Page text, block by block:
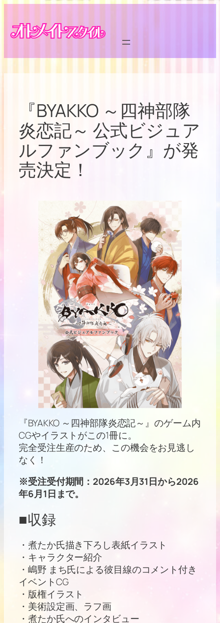
を
キ
ッ
『BYAKKO ～四神部隊
炎恋記～ 公式ビジュア
ルファンブック』が発
売決定！
『BYAKKO ～四神部隊炎恋記～』のゲーム内
CGやイラストがこの1冊に。
完全受注生産のため、この機会をお見逃し
なく！
※受注受付期間：2026年3月31日から2026
年6月1日まで。
■収録
・煮たか氏描き下ろし表紙イラスト
・キャラクター紹介
・嶋野 まち氏による彼目線のコメント付き
イベントCG
・版権イラスト
・美術設定画、ラフ画
・煮たか氏へのインタビュー